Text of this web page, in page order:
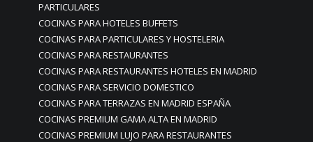
PARTICULARES
COCINAS PARA HOTELES BUFFETS
COCINAS PARA PARTICULARES Y HOSTELERIA
COCINAS PARA RESTAURANTES
COCINAS PARA RESTAURANTES HOTELES EN MADRID
COCINAS PARA SERVICIO DOMESTICO
COCINAS PARA TERRAZAS EN MADRID ESPAÑA
COCINAS PREMIUM GAMA ALTA EN MADRID
COCINAS PREMIUM LUJO PARA RESTAURANTES